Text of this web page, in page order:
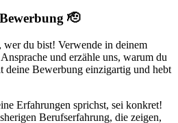
🫡
wer du bist! Verwende in deinem
und erzähle uns, warum du
deine Bewerbung einzigartig und hebt
Erfahrungen sprichst, sei konkret!
Berufserfahrung, die zeigen,